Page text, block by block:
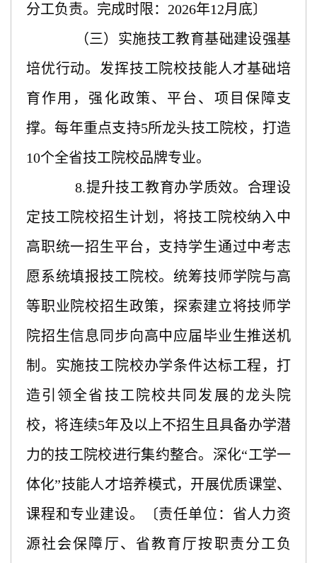
分工负责。完成时限：2026年12月底〕
（三）实施技工教育基础建设强基
培优行动。发挥技工院校技能人才基础培
育作用，强化政策、平台、项目保障支
撑。每年重点支持5所龙头技工院校，打造
10个全省技工院校品牌专业。
8.提升技工教育办学质效。合理设
定技工院校招生计划，将技工院校纳入中
高职统一招生平台，支持学生通过中考志
愿系统填报技工院校。统筹技师学院与高
等职业院校招生政策，探索建立将技师学
院招生信息同步向高中应届毕业生推送机
制。实施技工院校办学条件达标工程，打
造引领全省技工院校共同发展的龙头院
校，将连续5年及以上不招生且具备办学潜
力的技工院校进行集约整合。深化“工学一
体化”技能人才培养模式，开展优质课堂、
课程和专业建设。〔责任单位：省人力资
源社会保障厅、省教育厅按职责分工负